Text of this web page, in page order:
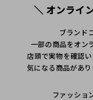
＼ オンライ
ブランド
一部の商品をオン
店頭で実物を確認
気になる商品があ
ファッショ